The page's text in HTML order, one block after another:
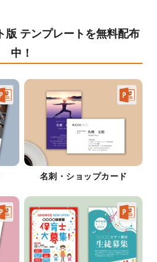
版 テンプレートを無料配布
中！
名刺・ショップカード